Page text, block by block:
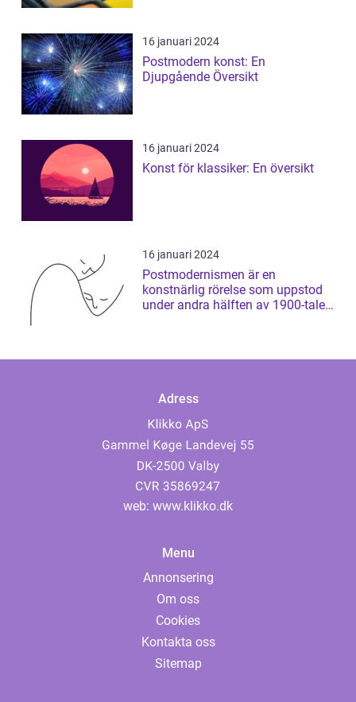
16 januari 2024
Postmodern konst: En
Djupgående Översikt
16 januari 2024
Konst för klassiker: En översikt
16 januari 2024
Postmodernismen är en
konstnärlig rörelse som uppstod
under andra hälften av 1900-talet
Adress
web: www.klikko.dk
Menu
Annonsering
Om oss
Cookies
Kontakta oss
Sitemap